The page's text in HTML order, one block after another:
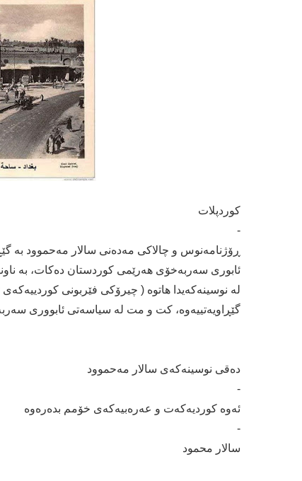
كوردپلات
-
ڕۆژنامەنوس و چالاكی مەدەنی سالار مەحموود
ئابوری سەربەخۆی هەرێمی كوردستان دەكات، بە
لە نوسینەكەیدا هاتوە ( چیرۆکی فێربونی
گێڕاویەتییەوە، کت و مت لە سیاسەتی ئابووری
دەقی نوسینەكەی سالار مەحموود
-
ئەوە كوردیەكەت و عەرەبیەكەی خۆمم بدەرەوە
-
سالار محمود